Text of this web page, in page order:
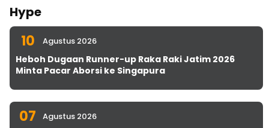
Hype
10 Agustus 2026
Heboh Dugaan Runner-up Raka Raki Jatim 2026
Minta Pacar Aborsi ke Singapura
07 Agustus 2026